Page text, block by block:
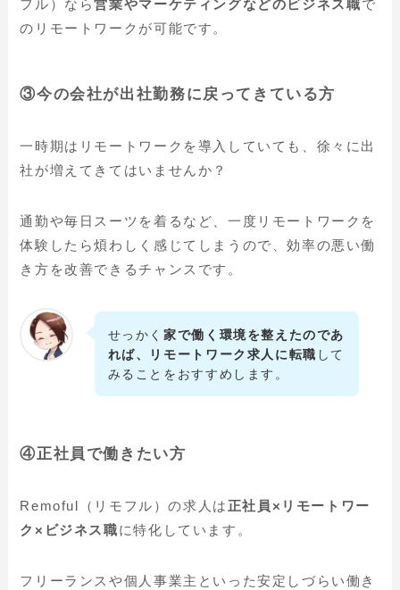
フル）なら営業やマーケティングなどのビジネス職で
のリモートワークが可能です。
③今の会社が出社勤務に戻ってきている方
一時期はリモートワークを導入していても、徐々に出
社が増えてきてはいませんか？
通勤や毎日スーツを着るなど、一度リモートワークを
体験したら煩わしく感じてしまうので、効率の悪い働
き方を改善できるチャンスです。
せっかく家で働く環境を整えたのであ
れば、リモートワーク求人に転職 して
みることをおすすめします。
④正社員で働きたい方
Remoful（リモフル）の求人は 正社員×リモートワー
ク×ビジネス職に特化しています。
フリーランスや個人事業主といった安定しづらい働き